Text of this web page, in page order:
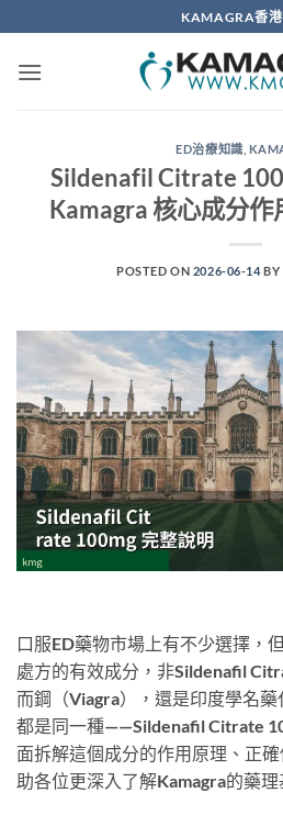
to
content
KAMAGRA香
ED治療知識
Sildenafil Citrate
Kamagra 核心成分
POSTED ON 2026-06-14BY
口服ED藥物市場上有不少選擇，
處方的有效成分，非Sildenafil
而鋼（Viagra），還是印度學名
都是同一種——Sildenafil Citrate
面拆解這個成分的作用原理、正
助各位更深入了解Kamagra的藥理